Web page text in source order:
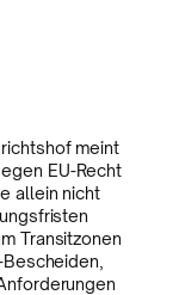
meint
EU-Recht
allein nicht
Transitzonen